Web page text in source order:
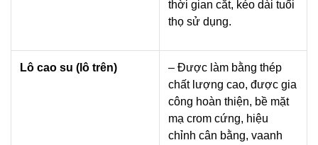
thời gian cắt, kéo dài tuổi
thọ sử dụng.
Lô cao su (lô trên)
– Được làm bằng thép
chất lượng cao, được gia
công hoàn thiện, bề mặt
mạ crom cứng, hiệu
chỉnh cân bằng, vaanh